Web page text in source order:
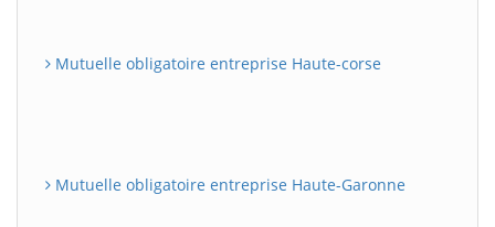
Mutuelle obligatoire entreprise Haute-corse
Mutuelle obligatoire entreprise Haute-Garonne